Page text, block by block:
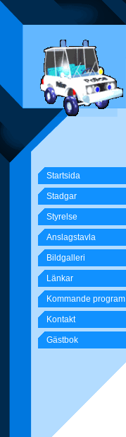
Startsida
Stadgar
Styrelse
Anslagstavla
Bildgalleri
Länkar
Kommande program
Kontakt
Gästbok